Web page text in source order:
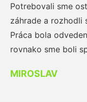
Potrebovali sme
záhrade a rozhodli
Práca bola
rovnako sme boli
MIROSLAV